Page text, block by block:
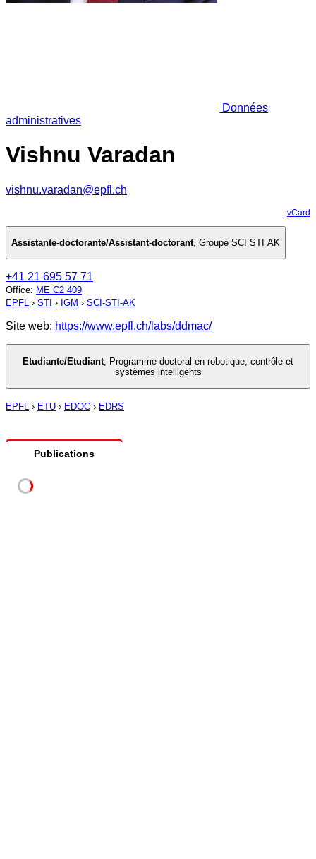
Données
administratives
Vishnu Varadan
vishnu.varadan@epfl.ch
vCard
Assistante-doctorante/Assistant-doctorant, Groupe SCI STI AK
+41 21 695 57 71
Office: ME C2 409
EPFL › STI › IGM › SCI-STI-AK
Site web: https://www.epfl.ch/labs/ddmac/
Etudiante/Etudiant Programme doctoral en robotique, contrôle et
systèmes intelligents
EPFL › ETU › EDOC › EDRS
Publications